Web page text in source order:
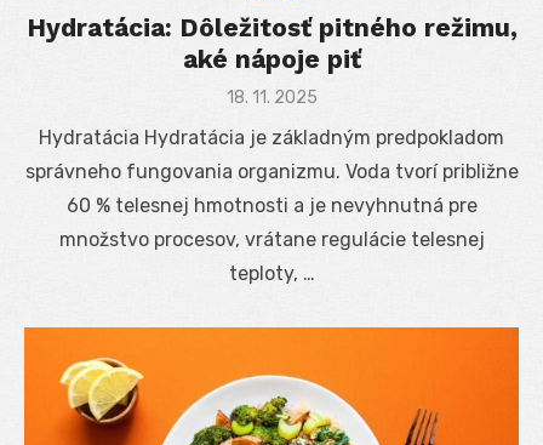
Hydratácia: Dôležitosť pitného režimu,
aké nápoje piť
Posted
18. 11. 2025
Hydratácia Hydratácia je základným predpokladom
správneho fungovania organizmu. Voda tvorí približne
60 % telesnej hmotnosti a je nevyhnutná pre
množstvo procesov, vrátane regulácie telesnej
teploty, …